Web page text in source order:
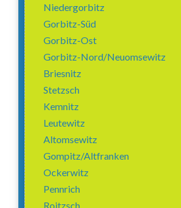
Niedergorbitz
Gorbitz-Süd
Gorbitz-Ost
Gorbitz-Nord/Neuomsewitz
Briesnitz
Stetzsch
Kemnitz
Leutewitz
Altomsewitz
Gompitz/Altfranken
Ockerwitz
Pennrich
Roitzsch